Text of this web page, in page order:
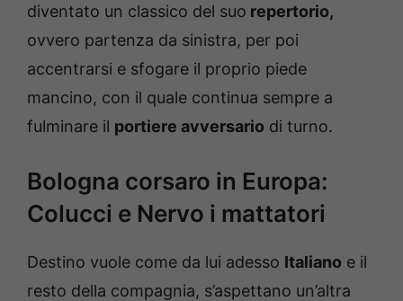
diventato un classico del suo repertorio,
ovvero partenza da sinistra, per poi
accentrarsi e sfogare il proprio piede
mancino, con il quale continua sempre a
fulminare il portiere avversario di turno.
Bologna corsaro in Europa:
Colucci e Nervo i mattatori
Destino vuole come da lui adesso Italiano e il
resto della compagnia, s’aspettano un’altra